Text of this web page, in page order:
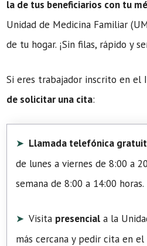
la de tus beneficiarios con tu
Unidad de Medicina Familiar
de tu hogar. ¡Sin filas, rápido y
Si eres trabajador inscrito en el
de solicitar una cita:
Llamada telefónica
de lunes a viernes de 8:00 a
semana de 8:00 a 14:00 horas.
Visita presencial a la
más cercana y pedir cita en el